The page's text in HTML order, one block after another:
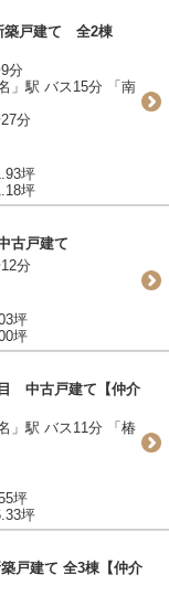
築戸建て 全2棟
分
」駅 バス15分 「南
分
坪
坪
古戸建て
分
坪
坪
中古戸建て【仲介
」駅 バス11分 「椿
坪
坪
戸建て 全3棟【仲介